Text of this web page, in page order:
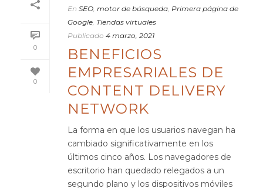
0
0
En SEO motor de búsqueda Primera página de
Google Tiendas virtuales
Publicado 4 marzo, 2021
BENEFICIOS
EMPRESARIALES DE
CONTENT DELIVERY
NETWORK
La forma en que los usuarios navegan ha
cambiado significativamente en los
últimos cinco años. Los navegadores de
escritorio han quedado relegados a un
segundo plano y los dispositivos móviles